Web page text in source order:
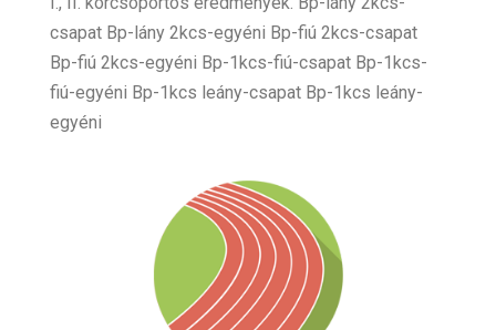
csapat Bp-lány 2kcs-egyéni Bp-fiú 2kcs-csapat
Bp-fiú 2kcs-egyéni Bp-1kcs-fiú-csapat Bp-1kcs-
fiú-egyéni Bp-1kcs leány-csapat Bp-1kcs leány-
egyéni